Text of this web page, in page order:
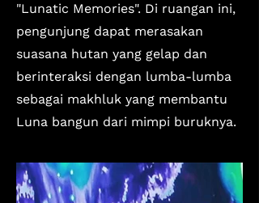
"Lunatic Memories". Di ruangan ini,
pengunjung dapat merasakan
suasana hutan yang gelap dan
berinteraksi dengan lumba-lumba
sebagai makhluk yang membantu
Luna bangun dari mimpi buruknya.